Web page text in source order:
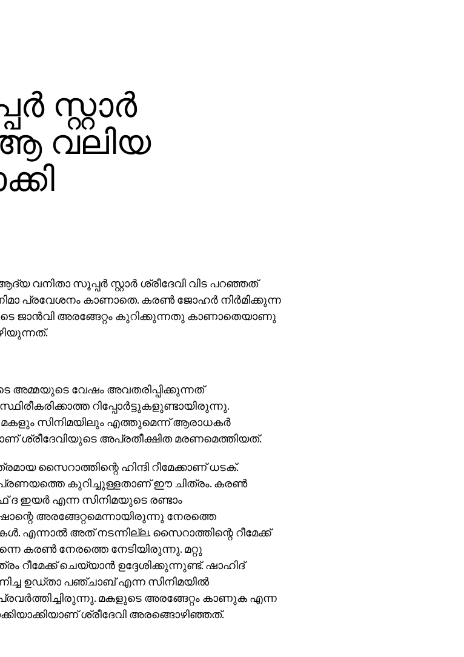
സ്റ്റാര്‍
വലിയ
വനിതാ സൂപ്പര്‍ സ്റ്റാര്‍ ശ്രീദേവി വിട പറഞ്ഞത്
പ്രവേശനം കാണാതെ. കരണ്‍ ജോഹര്‍ നിര്‍മിക്കുന്ന
ജാന്‍വി അരങ്ങേറ്റം കുറിക്കുന്നതു കാണാതെയാണു
അമ്മയുടെ വേഷം അവതരിപ്പിക്കുന്നത്
റിപ്പോര്‍ട്ടുകളുണ്ടായിരുന്നു.
മകളും സിനിമയിലും എത്തുമെന്ന് ആരാധകര്‍
ശ്രീദേവിയുടെ അപ്രതീക്ഷിത മരണമെത്തിയത്.
സൈറാത്തിന്റെ ഹിന്ദി റീമേക്കാണ് ധടക്.
പ്രണയത്തെ കുറിച്ചുള്ളതാണ് ഈ ചിത്രം. കരണ്‍
ദ ഇയര്‍ എന്ന സിനിമയുടെ രണ്ടാം
അരങ്ങേറ്റമെന്നായിരുന്നു നേരത്തെ
എന്നാല്‍ അത് നടന്നില്ല. സൈറാത്തിന്റെ റീമേക്ക്
കരണ്‍ നേരത്തെ നേടിയിരുന്നു. മറ്റു
റീമേക്ക് ചെയ്യാന്‍ ഉദ്ദേശിക്കുന്നുണ്ട്. ഷാഹിദ്
ഉഡ്താ പഞ്ചാബ് എന്ന സിനിമയില്‍
മകളുടെ അരങ്ങേറ്റം കാണുക എന്ന
ശ്രീദേവി അരങ്ങൊഴിഞ്ഞത്.